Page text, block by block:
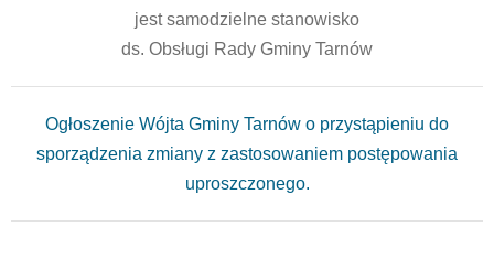
jest samodzielne stanowisko
ds. Obsługi Rady Gminy Tarnów
Ogłoszenie Wójta Gminy Tarnów o przystąpieniu do
sporządzenia zmiany z zastosowaniem postępowania
uproszczonego.